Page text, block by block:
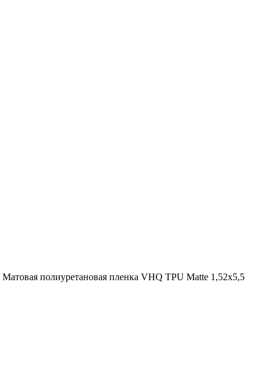
Матовая полиуретановая пленка VHQ TPU Matte 1,52х5,5